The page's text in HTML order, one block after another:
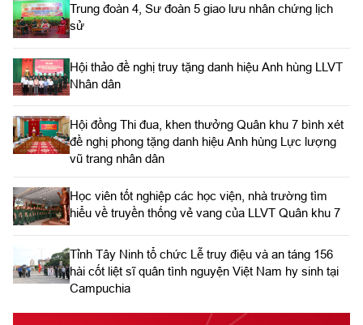
Trung đoàn 4, Sư đoàn 5 giao lưu nhân chứng lịch
sử
Hội thảo đề nghị truy tặng danh hiệu Anh hùng LLVT
Nhân dân
Hội đồng Thi đua, khen thưởng Quân khu 7 bình xét
đề nghị phong tặng danh hiệu Anh hùng Lực lượng
vũ trang nhân dân
Học viên tốt nghiệp các học viện, nhà trường tìm
hiểu về truyền thống vẻ vang của LLVT Quân khu 7
​Tỉnh Tây Ninh tổ chức Lễ truy điệu và an táng 156
hài cốt liệt sĩ quân tình nguyện Việt Nam hy sinh tại
Campuchia